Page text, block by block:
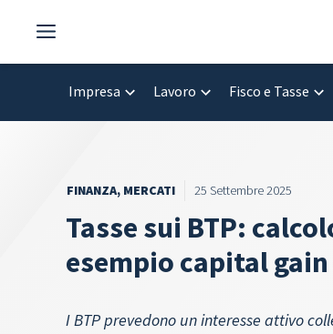
contenuto
Impresa Lavoro Fisco e Tasse
FINANZA, MERCATI 25 Settembre 2025
Tasse sui BTP:
esempio capital
I BTP prevedono un interesse attivo